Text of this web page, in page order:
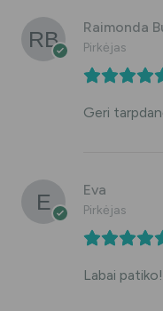
Raimonda
Pirkėjas
Geri
Eva
Pirkėjas
Labai patiko!